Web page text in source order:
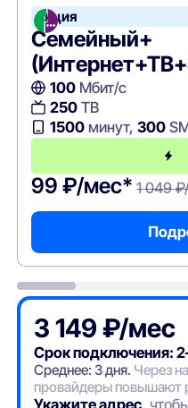
Акция
Семейный+
100Мбит/с
250ТВ
1500минут, 300
99 ₽/мес* 1 049
3 149 ₽/мес
Срок подключения:
Среднее: 3 дня. Через
провайдеры повышают
Укажите адрес,